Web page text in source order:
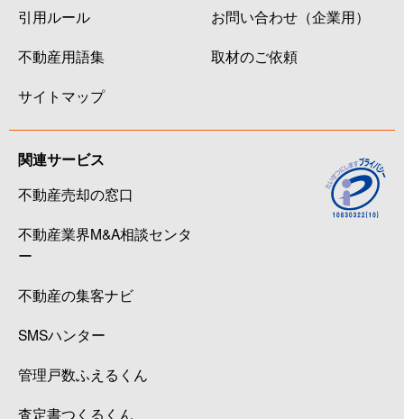
引用ルール
不動産用語集
サイトマップ
お問い合わせ（企業用）
取材のご依頼
関連サービス
不動産売却の窓口
不動産業界M&A相談センタ
ー
不動産の集客ナビ
SMSハンター
管理戸数ふえるくん
査定書つくるくん